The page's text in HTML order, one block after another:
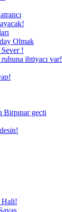
Olmak
!
ihtiyacı var!
Birpınar geçti
Hali!